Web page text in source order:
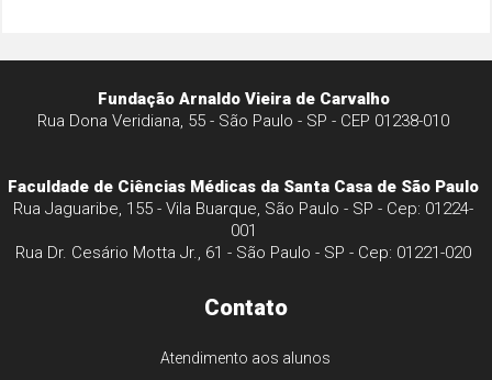
Fundação Arnaldo Vieira de Carvalho
Rua Dona Veridiana, 55 - São Paulo - SP - CEP 01238-010
Faculdade de Ciências Médicas da Santa Casa de São Paulo
Rua Jaguaribe, 155 - Vila Buarque, São Paulo - SP - Cep: 01224-
001
Rua Dr. Cesário Motta Jr., 61 - São Paulo - SP - Cep: 01221-020
Contato
Atendimento aos alunos